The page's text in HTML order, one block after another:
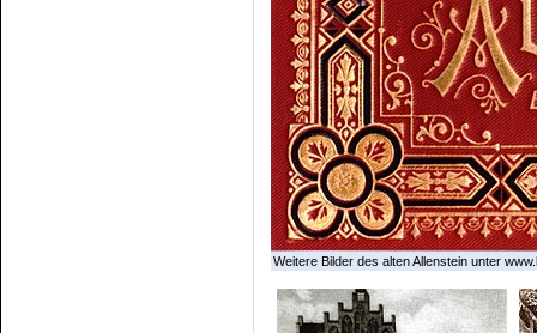
Weitere Bilder des alten Allenstein unter